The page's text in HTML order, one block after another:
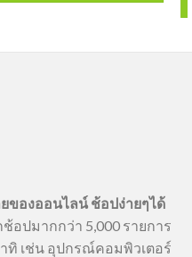
ของออนไลน์ ช้อปง่ายๆได้
อปมากกว่า 5,000 รายการ
ทิ เช่น อุปกรณ์คอมพิวเตอร์